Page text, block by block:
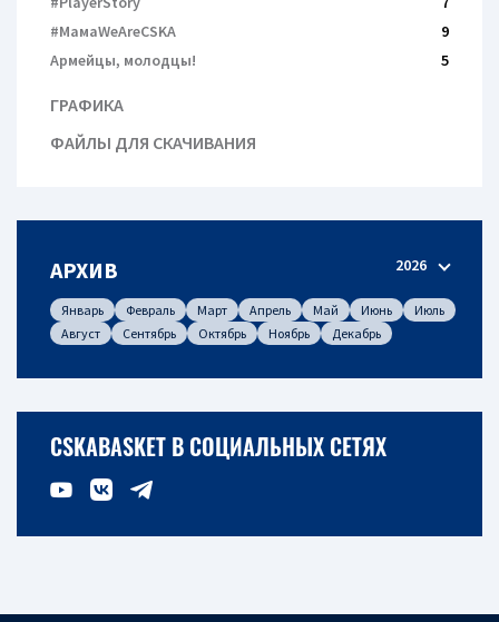
#МамаWeAreCSKA
9
Армейцы, молодцы!
5
ГРАФИКА
ФАЙЛЫ ДЛЯ СКАЧИВАНИЯ
АРХИВ 2026
Январь Февраль Март Апрель Май Июнь
Июль
Август
Сентябрь Октябрь Ноябрь Декабрь
CSKABASKET В СОЦИАЛЬНЫХ СЕТЯХ